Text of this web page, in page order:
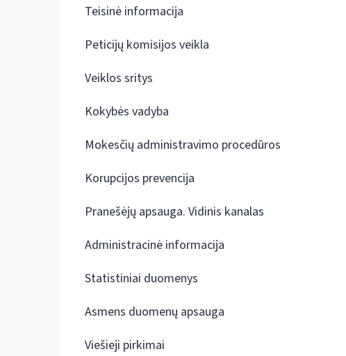
Teisinė informacija
Peticijų komisijos veikla
Veiklos sritys
Kokybės vadyba
Mokesčių administravimo procedūros
Korupcijos prevencija
Pranešėjų apsauga. Vidinis kanalas
Administracinė informacija
Statistiniai duomenys
Asmens duomenų apsauga
Viešieji pirkimai